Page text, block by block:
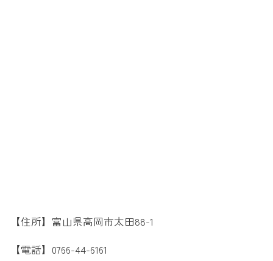
【住所】富山県高岡市太田88-1
【電話】0766-44-6161